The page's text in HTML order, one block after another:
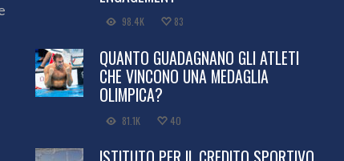
98.4K 83
QUANTO GUADAGNANO GLI ATLETI
CHE VINCONO UNA MEDAGLIA
OLIMPICA?
81.1K 40